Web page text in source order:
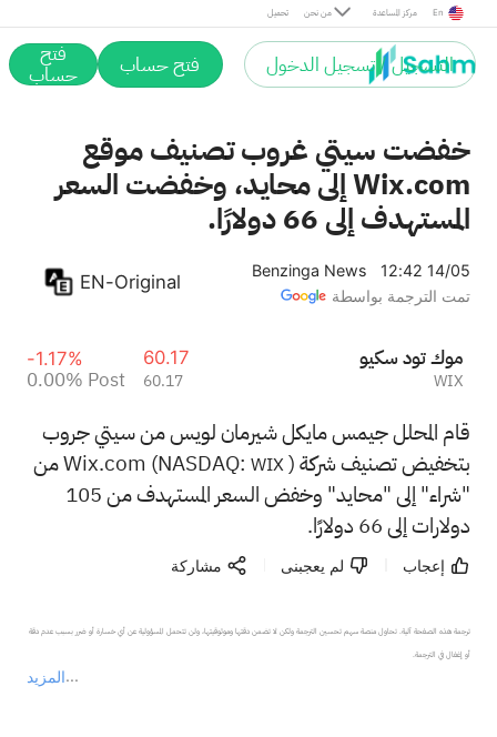
تحميل من نحن مركز المساعدة En
التسجيل / تسجيل الدخول فتح حساب فتح
حساب
خفضت سيتي غروب تصنيف موقع
Wix.com إلى محايد، وخفضت السعر
المستهدف إلى 66 دولارًا.
Benzinga News
12:42 14/05
تمت الترجمة بواسطة
EN-Original
ويكس دوت كوم
WIX
60.17
60.17
-1.17%
0.00% Post
قام المحلل جيمس مايكل شيرمان لويس من سيتي جروب
بتخفيض تصنيف شركة Wix.com (NASDAQ: WIX
) من
"شراء" إلى "محايد" وخفض السعر المستهدف من 105
دولارات إلى 66 دولارًا.
إعجاب لم يعجبنى مشاركة
المزيد
ترجمة هذه الصفحة آلية. تحاول منصة سهم تحسين الترجمة ولكن لا تضمن دقتها وموثوقيتها، ولن تتحمل المسؤولية عن أي خسارة أو ضرر بسبب عدم دقة
أو إغفال في الترجمة.